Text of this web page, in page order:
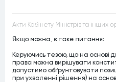
Якщо можна, є таке питання:
Керуючись тезою, що на основі
права можна вирішувати
допустимо обґрунтовувати
при ухваленні рішення) на